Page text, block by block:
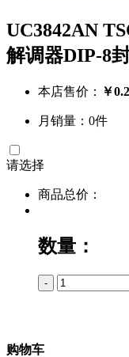
UC3842AN
解调器DIP-8
本店售价： ￥
月销量：0件
请选择
商品总价：
数量：
-
购物车